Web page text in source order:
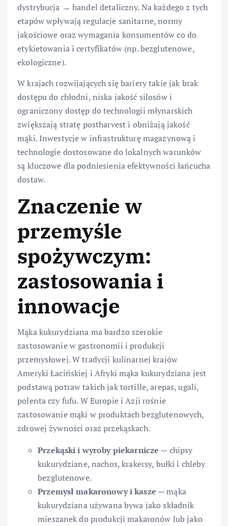
dystrybucja → handel detaliczny. Na każdego z tych
etapów wpływają regulacje sanitarne, normy
jakościowe oraz wymagania konsumentów co do
etykietowania i certyfikatów (np. bezglutenowe,
ekologiczne).
W krajach rozwijających się bariery takie jak brak
dostępu do chłodni, niska jakość silosów i
ograniczony dostęp do technologii młynarskich
zwiększają stratę postharvest i obniżają jakość
mąki. Inwestycje w infrastrukturę magazynową i
technologie dostosowane do lokalnych warunków
są kluczowe dla podniesienia efektywności łańcucha
dostaw.
Znaczenie w
przemyśle
spożywczym:
zastosowania i
innowacje
Mąka kukurydziana ma bardzo szerokie
zastosowanie w gastronomii i produkcji
przemysłowej. W tradycji kulinarnej krajów
Ameryki Łacińskiej i Afryki mąka kukurydziana jest
podstawą potraw takich jak tortille, arepas, ugali,
polenta czy fufu. W Europie i Azji rośnie
zastosowanie mąki w produktach bezglutenowych,
zdrowej żywności oraz przekąskach.
Przekąski i wyroby piekarnicze — chipsy
kukurydziane, nachos, krakersy, bułki i chleby
bezglutenowe.
Przemysł makaronowy i kasze — mąka
kukurydziana używana bywa jako składnik
mieszanek do produkcji makaronów lub jako